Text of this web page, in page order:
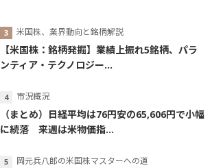
米国株、業界動向と銘柄解説
【米国株：銘柄発掘】業績上振れ5銘柄、パラ
ンティア・テクノロジー...
市況概況
（まとめ）日経平均は76円安の65,606円で小幅
に続落 来週は米物価指...
岡元兵八郎の米国株マスターへの道